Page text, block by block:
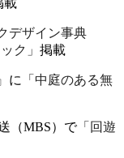
デザイン事典
ク」 掲載
に
「中庭のある無
（MBS）で「回遊